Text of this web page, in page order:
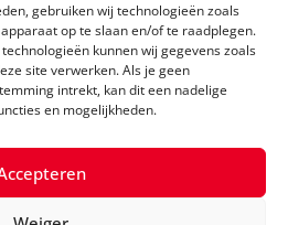
gebruiken wij technologieën zoals
op te slaan en/of te raadplegen.
kunnen wij gegevens zoals
site verwerken. Als je geen
intrekt, kan dit een nadelige
en mogelijkheden.